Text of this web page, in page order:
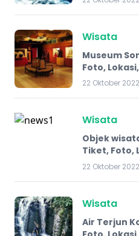
Wisata
Museum
Foto,
22 Oktober
Wisata
Objek
Tiket, Foto,
22 Oktober
Wisata
Air Terjun